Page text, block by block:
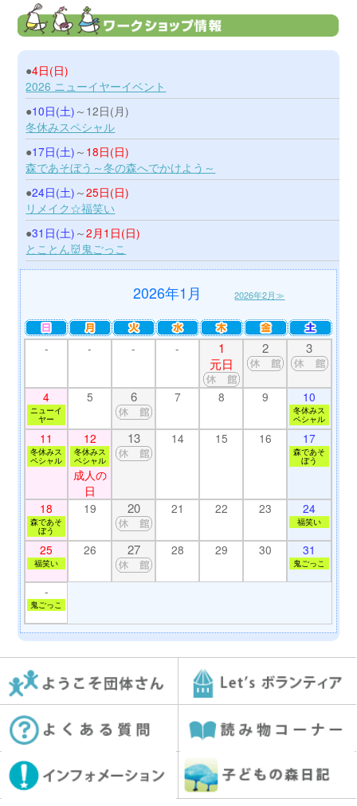
●4日(日)
2026 ニューイヤーイベント
●10日(土) ～12日(月)
冬休みスペシャル
●17日(土) ～ 18日(日)
森であそぼう～冬の森へでかけよう～
●24日(土) ～25日(日)
リメイク☆福笑い
●31日(土) ～2月1日(日)
とことん👹鬼ごっこ
2026年1月2026年2月≫
- - - -
1
元日
2 3
4
ニューイ
ヤー
5 6 7 8 9 10
冬休みス
ペシャル
11
冬休みス
ペシャル
12
冬休みス
ペシャル
成人の
日
13 14 15 16 17
森であそ
ぼう
18
森であそ
ぼう
19 20 21 22 23 24
福笑い
25
福笑い
26 27 28 29 30 31
鬼ごっこ
-
鬼ごっこ